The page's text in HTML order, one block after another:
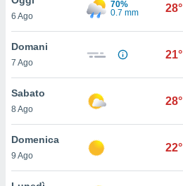
è
al sito
di
ci
di
il
6 Ago
70%
0.7 mm
28°
Domani
7 Ago
21°
Sabato
8 Ago
28°
Domenica
9 Ago
22°